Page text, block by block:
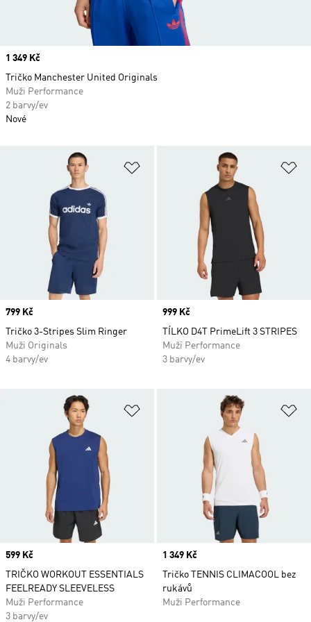
Přidat do seznamu přání
Price
799 Kč
Tričko 3-Stripes Slim Ringer
Muži Originals
4 barvy/ev
Price
999 Kč
TÍLKO D4T PrimeLift 3 STRIPES
Muži Performance
3 barvy/ev
Přidat do seznamu přání
Price
599 Kč
TRIČKO WORKOUT ESSENTIALS
FEELREADY SLEEVELESS
Muži Performance
3 barvy/ev
Price
1 349 Kč
Tričko TENNIS CLIMACOOL bez
rukávů
Muži Performance
Price
1 349 Kč
Tričko Manchester United Originals
Muži Performance
2 barvy/ev
Nové